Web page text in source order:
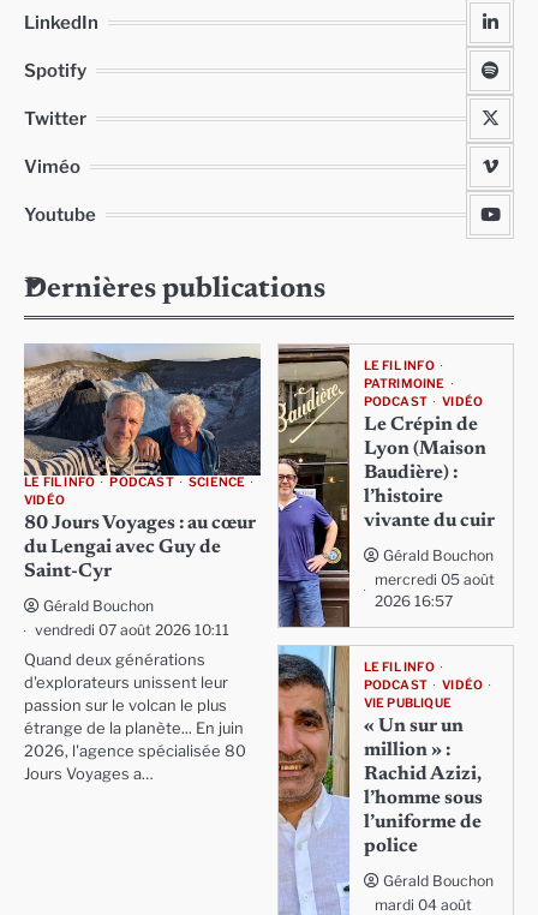
LinkedIn
Spotify
Twitter
Viméo
Youtube
Dernières publications
LE FIL INFO PODCAST
SCIENCE
VIDÉO
80 Jours Voyages : au cœur
du Lengai avec Guy de
Saint-Cyr
Gérald Bouchon
vendredi 07 août 2026 10:11
Quand deux générations
d'explorateurs unissent leur
passion sur le volcan le plus
étrange de la planète... En juin
2026, l'agence spécialisée 80
Jours Voyages a…
LE FIL INFO
PATRIMOINE
PODCAST
VIDÉO
Le Crépin de
Lyon (Maison
Baudière) :
l’histoire
vivante du cuir
Gérald Bouchon
mercredi 05 août
2026 16:57
LE FIL INFO
PODCAST
VIDÉO
VIE PUBLIQUE
« Un sur un
million » :
Rachid Azizi,
l’homme sous
l’uniforme de
police
Gérald Bouchon
mardi 04 août